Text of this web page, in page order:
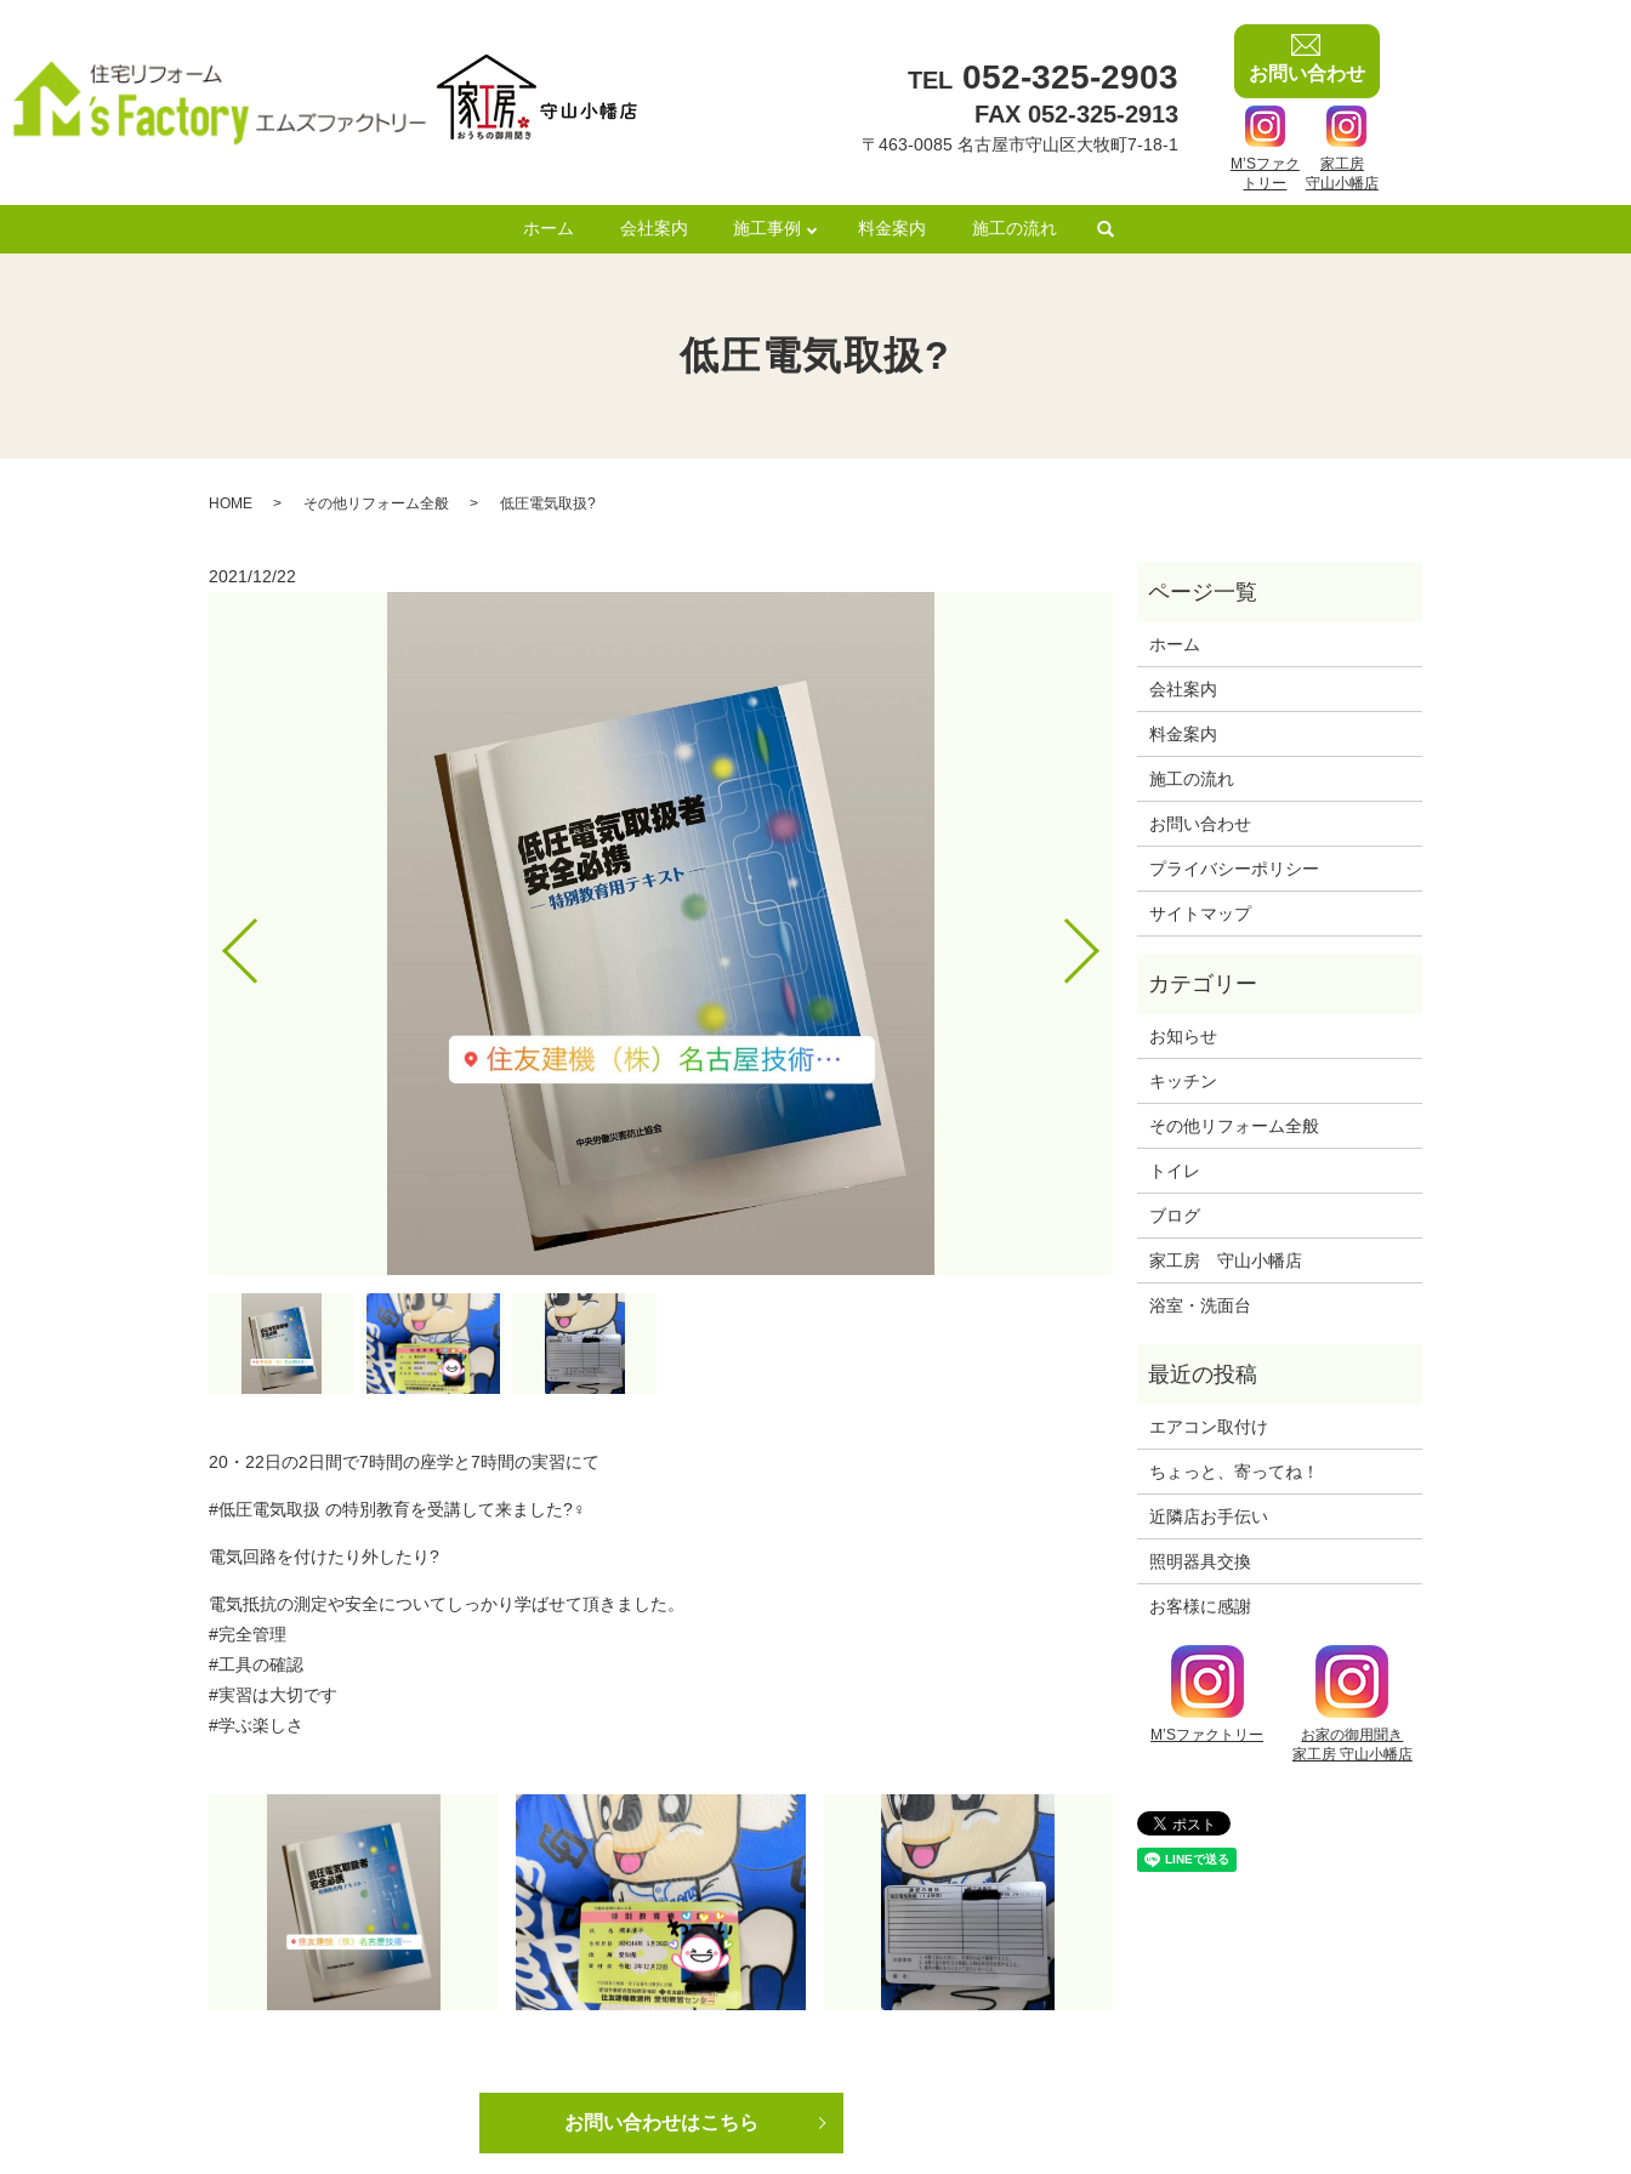
ホーム 会社案内 施工事例 料金案内 施工の流れ
TEL 052-325-2903
FAX 052-325-2913
〒463-0085 名古屋市守山区大牧町7-18-1
お問い合わせ
M’Sファク
トリー
家工房
守山小幡店
低圧電気取扱?
HOME その他リフォーム全般 低圧電気取扱?
2021/12/22
20・22日の2日間で7時間の座学と7時間の実習にて
#低圧電気取扱 の特別教育を受講して来ました?‍♀️
電気回路を付けたり外したり?
電気抵抗の測定や安全についてしっかり学ばせて頂きました。
#完全管理
#工具の確認
#実習は大切です
#学ぶ楽しさ
お問い合わせはこちら
ホーム
会社案内
料金案内
施工の流れ
お問い合わせ
プライバシーポリシー
サイトマップ
お知らせ
キッチン
その他リフォーム全般
トイレ
ブログ
家工房 守山小幡店
浴室・洗面台
エアコン取付け
ちょっと、寄ってね！
近隣店お手伝い
照明器具交換
お客様に感謝
M’Sファクトリー
お家の御用聞き
家工房 守山小幡店